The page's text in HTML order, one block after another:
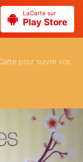
LaCarte sur
Play Store
pour suivre vos